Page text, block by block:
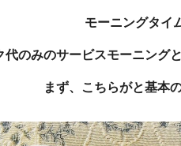
モーニングタイ
代のみのサービスモーニング
まず、こちらがと基本